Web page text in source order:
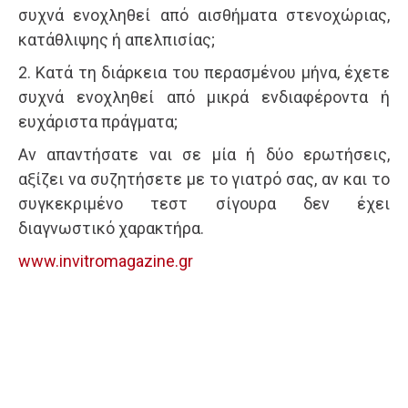
συχνά ενοχληθεί από αισθήματα στενοχώριας,
κατάθλιψης ή απελπισίας;
2. Κατά τη διάρκεια του περασμένου μήνα, έχετε
συχνά ενοχληθεί από μικρά ενδιαφέροντα ή
ευχάριστα πράγματα;
Αν απαντήσατε ναι σε μία ή δύο ερωτήσεις,
αξίζει να συζητήσετε με το γιατρό σας, αν και το
συγκεκριμένο τεστ σίγουρα δεν έχει
διαγνωστικό χαρακτήρα.
www.invitromagazine.gr